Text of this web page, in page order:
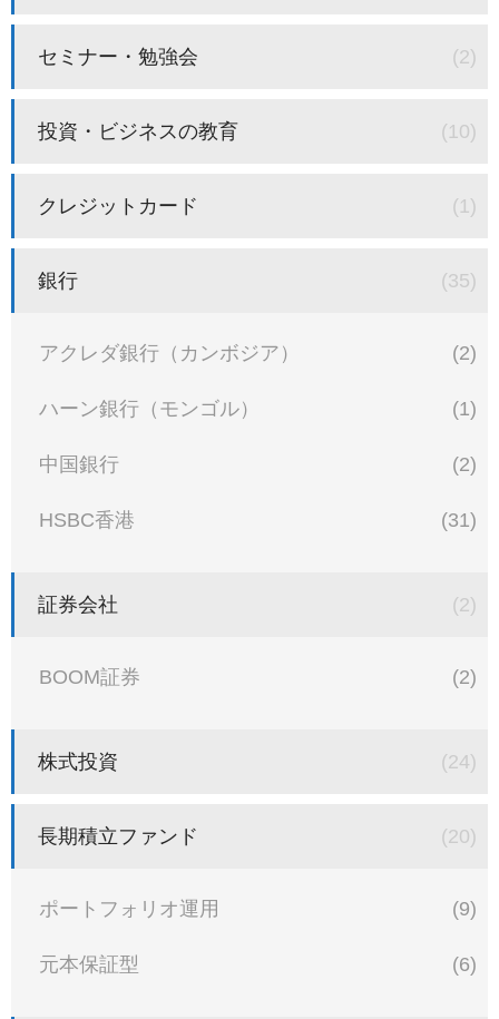
セミナー・勉強会 (2)
投資・ビジネスの教育 (10)
クレジットカード (1)
銀行 (35)
アクレダ銀行（カンボジア） (2)
ハーン銀行（モンゴル） (1)
中国銀行 (2)
HSBC香港 (31)
証券会社 (2)
BOOM証券 (2)
株式投資 (24)
長期積立ファンド (20)
ポートフォリオ運用 (9)
元本保証型 (6)